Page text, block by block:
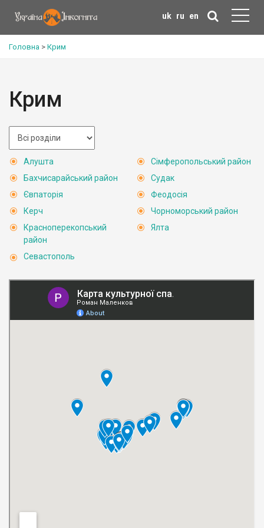
uk ru en
Головна > Крим
Крим
Алушта
Бахчисарайський район
Євпаторія
Керч
Красноперекопський
район
Севастополь
Сімферопольський район
Судак
Феодосія
Чорноморський район
Ялта